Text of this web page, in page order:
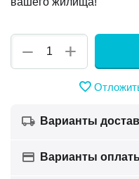
+
−
Варианты
Варианты